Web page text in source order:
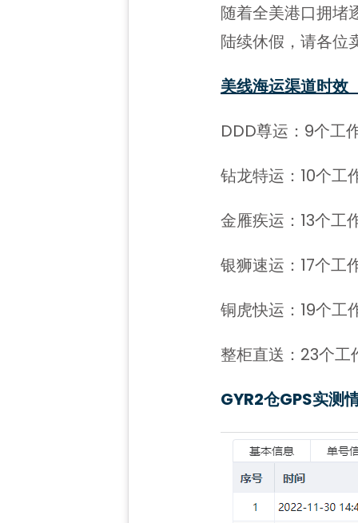
随着全美港口拥堵
陆续休假，请各位
美线海运渠道时效
DDD尊运：9个工
钻龙特运：10个工
金雁疾运：13个工
银狮速运：17个工
铜虎快运：19个工
整柜直送：23个工
GYR2仓GPS实测